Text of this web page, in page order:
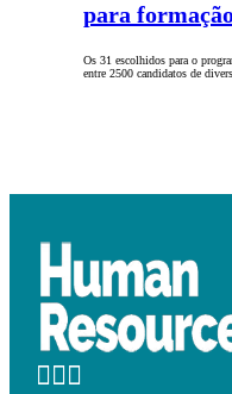
para
Os 31 escolhidos para o
entre 2500 candidatos de